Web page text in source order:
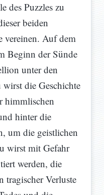
des Puzzles zu
beiden
vereinen. Auf dem
Beginn der Sünde
unter den
die Geschichte
himmlischen
hinter die
um die geistlichen
wirst mit Gefahr
werden, die
Verluste